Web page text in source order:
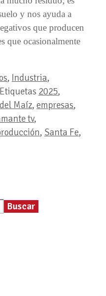
y nos ayuda a
que producen
que ocasionalmente
, Industria,
Etiquetas 2025,
Maíz, empresas,
tv,
, Santa Fe,
Buscar